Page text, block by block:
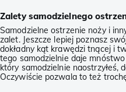
Zalety samodzielnego
Samodzielne ostrzenie noży i
zalet. Jeszcze lepiej poznasz
dokładny kąt krawędzi tnącej i
tego samodzielnie daje
który samodzielnie naostrzyłeś,
Oczywiście pozwala to też